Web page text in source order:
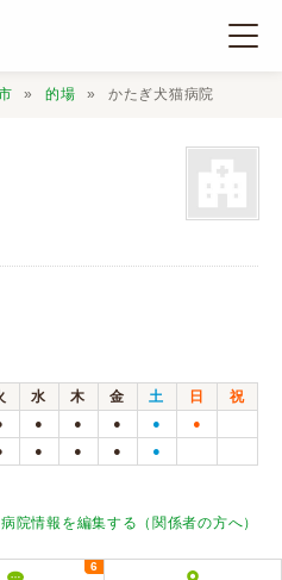
的場 かたぎ犬猫病院
水 木 金 土 日
祝
● ● ● ● ●
● ● ● ●
院情報を編集する（関係者の方へ）
6